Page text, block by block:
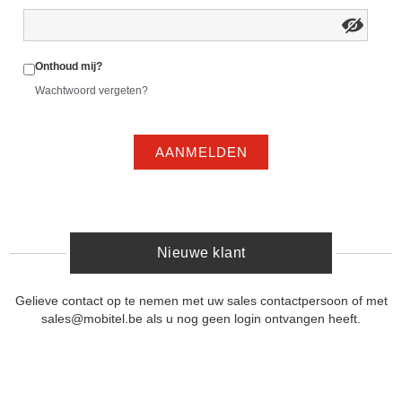
Onthoud mij?
Wachtwoord vergeten?
AANMELDEN
Nieuwe klant
Gelieve contact op te nemen met uw sales contactpersoon of met
sales@mobitel.be als u nog geen login ontvangen heeft.